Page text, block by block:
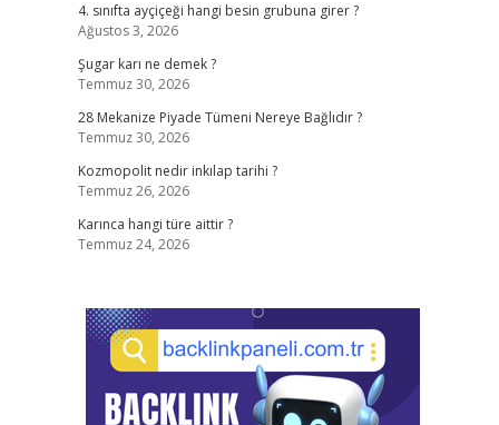
4. sınıfta ayçiçeği hangi besin grubuna girer ?
Ağustos 3, 2026
Şugar karı ne demek ?
Temmuz 30, 2026
28 Mekanize Piyade Tümeni Nereye Bağlıdır ?
Temmuz 30, 2026
Kozmopolit nedir inkılap tarihi ?
Temmuz 26, 2026
Karınca hangi türe aittir ?
Temmuz 24, 2026